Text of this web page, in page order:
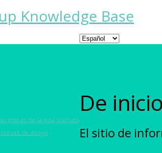
etapas de la vida startups
de apoyo
De
El sitio de